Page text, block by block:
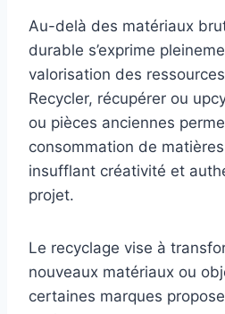
Au-delà des matériaux
durable s’exprime
valorisation des
Recycler, récupérer ou
ou pièces anciennes
consommation de
insufflant créativité et
projet.
Le recyclage vise à
nouveaux matériaux ou
certaines marques